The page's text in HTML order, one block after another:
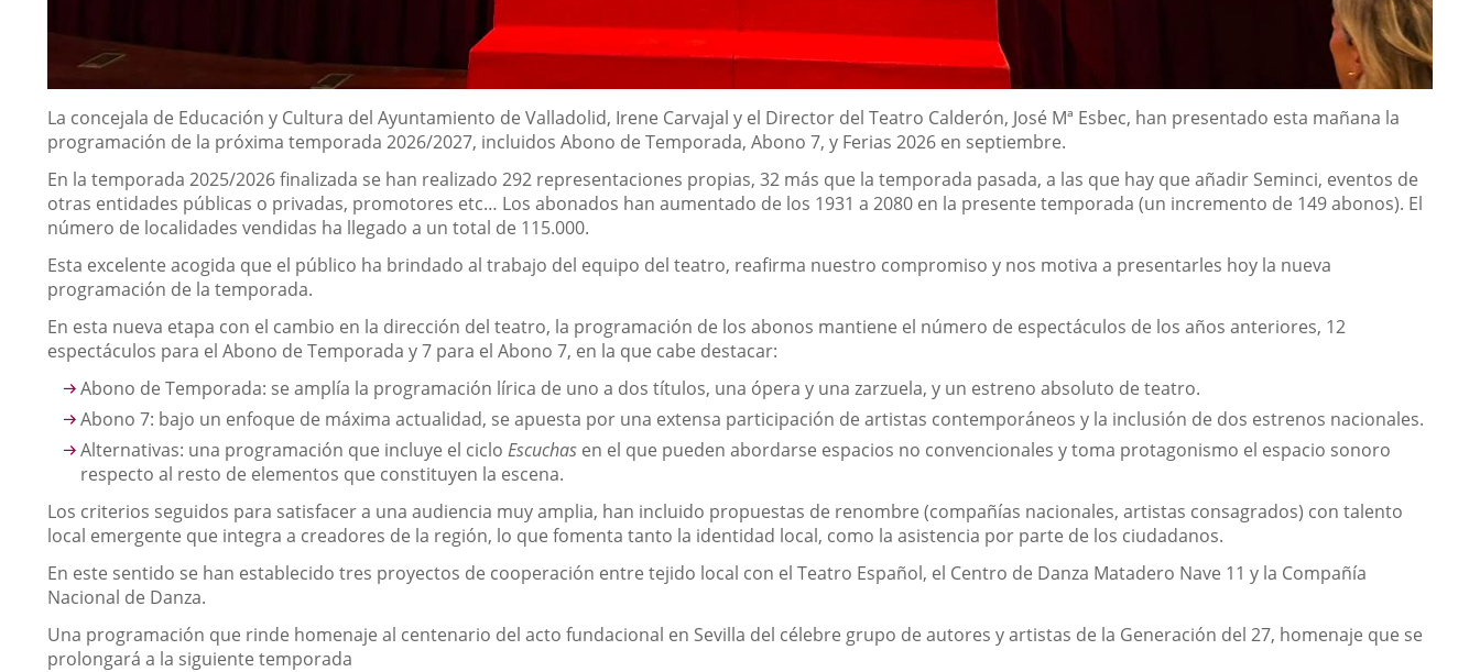
Descripción
La concejala de Educación y Cultura del Ayuntamiento de Valladolid, Irene Carvajal y el Director del Teatro Calderón, José Mª Esbec, han presentado esta mañana la
programación de la próxima temporada 2026/2027, incluidos Abono de Temporada, Abono 7, y Ferias 2026 en septiembre.
En la temporada 2025/2026 finalizada se han realizado 292 representaciones propias, 32 más que la temporada pasada, a las que hay que añadir Seminci, eventos de
otras entidades públicas o privadas, promotores etc… Los abonados han aumentado de los 1931 a 2080 en la presente temporada (un incremento de 149 abonos). El
número de localidades vendidas ha llegado a un total de 115.000.
Esta excelente acogida que el público ha brindado al trabajo del equipo del teatro, reafirma nuestro compromiso y nos motiva a presentarles hoy la nueva
programación de la temporada.
En esta nueva etapa con el cambio en la dirección del teatro, la programación de los abonos mantiene el número de espectáculos de los años anteriores, 12
espectáculos para el Abono de Temporada y 7 para el Abono 7, en la que cabe destacar:
Abono de Temporada: se amplía la programación lírica de uno a dos títulos, una ópera y una zarzuela, y un estreno absoluto de teatro.
Abono 7: bajo un enfoque de máxima actualidad, se apuesta por una extensa participación de artistas contemporáneos y la inclusión de dos estrenos nacionales.
Alternativas: una programación que incluye el ciclo Escuchas en el que pueden abordarse espacios no convencionales y toma protagonismo el espacio sonoro
respecto al resto de elementos que constituyen la escena.
Los criterios seguidos para satisfacer a una audiencia muy amplia, han incluido propuestas de renombre (compañías nacionales, artistas consagrados) con talento
local emergente que integra a creadores de la región, lo que fomenta tanto la identidad local, como la asistencia por parte de los ciudadanos.
En este sentido se han establecido tres proyectos de cooperación entre tejido local con el Teatro Español, el Centro de Danza Matadero Nave 11 y la Compañía
Nacional de Danza.
Una programación que rinde homenaje al centenario del acto fundacional en Sevilla del célebre grupo de autores y artistas de la Generación del 27, homenaje que se
prolongará a la siguiente temporada